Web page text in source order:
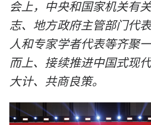
会上，中央和国家机关有
志、地方政府主管部门代
人和专家学者代表等齐聚
而上、接续推进中国式现
大计、共商良策。